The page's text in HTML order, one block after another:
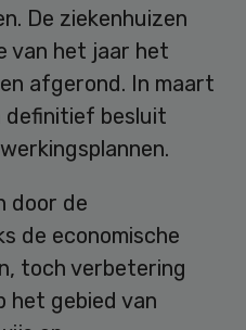
De ziekenhuizen
van het jaar het
afgerond. In maart
definitief besluit
door de
de economische
toch verbetering
het gebied van